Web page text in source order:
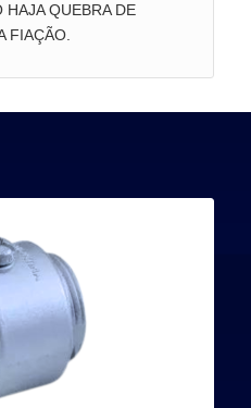
QUEBRA DE
FIAÇÃO.